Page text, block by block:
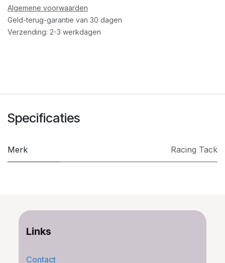
Algemene voorwaarden
Geld-terug-garantie van 30 dagen
Verzending: 2-3 werkdagen
Specificaties
Merk ​Racing Tack
Links
Contact